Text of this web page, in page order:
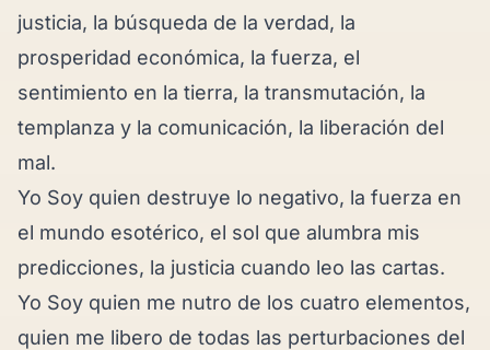
justicia, la búsqueda de la verdad, la
prosperidad económica, la fuerza, el
sentimiento en la tierra, la transmutación, la
templanza y la comunicación, la liberación del
mal.
Yo Soy quien destruye lo negativo, la fuerza en
el mundo esotérico, el sol que alumbra mis
predicciones, la justicia cuando leo las cartas.
Yo Soy quien me nutro de los cuatro elementos,
quien me libero de todas las perturbaciones del